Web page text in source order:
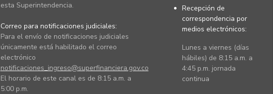
esta Superintendencia.
Correo para notificaciones judiciales:
Para el envío de notificaciones judiciales
únicamente está habilitado el correo
electrónico
notificaciones_ingreso@superfinanciera.gov.co
El horario de este canal es de 8:15 a.m. a
5:00 p.m.
Recepción de
correspondencia por
medios electrónicos:
Lunes a viernes (días
hábiles) de 8:15 a.m. a
4:45 p.m. jornada
continua